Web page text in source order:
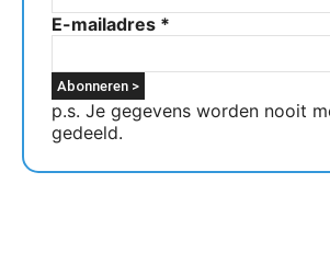
E-mailadres *
p.s. Je gegevens worden nooit
gedeeld.